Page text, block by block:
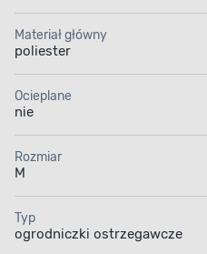
Materiał główny
poliester
Ocieplane
nie
Rozmiar
M
Typ
ogrodniczki ostrzegawcze